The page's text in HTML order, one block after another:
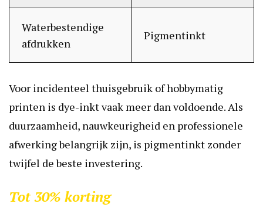
Waterbestendige
afdrukken
Pigmentinkt
Voor incidenteel thuisgebruik of hobbymatig
printen is dye-inkt vaak meer dan voldoende. Als
duurzaamheid, nauwkeurigheid en professionele
afwerking belangrijk zijn, is pigmentinkt zonder
twijfel de beste investering.
Tot 30% korting